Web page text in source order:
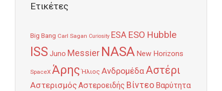
Ετικέτες
Big Bang Carl Sagan Curiosity ESA ESO Hubble
ISS Juno Messier NASA New Horizons
SpaceX Άρης Ήλιος Ανδρομέδα Αστέρι
ΑστερισμόςΑστεροειδής Βίντεο Βαρύτητα